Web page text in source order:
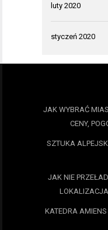
luty 2020
styczeń 2020
JAK WYBRAĆ
CENY,
SZTUKA
JAK NIE
KATEDRA AMIENS